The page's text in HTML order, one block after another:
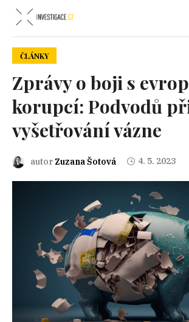
ČLÁNKY
Zprávy o boji s
korupcí: Podvodů
vyšetřování vázne
autor Zuzana Šotová 4. 5. 2023